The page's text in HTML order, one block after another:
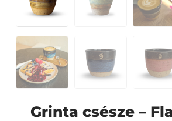
Grinta csésze –